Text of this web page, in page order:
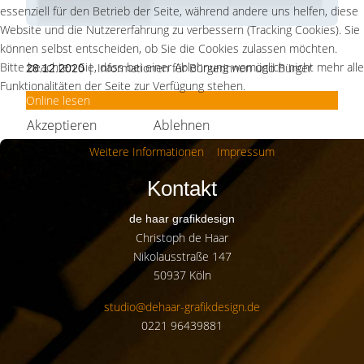
28.12.2020| Informationen für Bürgerinnen und Bürger
Online lesen
Kontakt
de haar grafikdesign
Christoph de Haar
Nikolausstraße 147
50937 Köln
studio@dehaar-grafikdesign.de
0221 96439881
essenziell für den Betrieb der Seite, während andere uns helfen, diese
Website und die Nutzererfahrung zu verbessern (Tracking Cookies). Sie
können selbst entscheiden, ob Sie die Cookies zulassen möchten.
Bitte beachten Sie, dass bei einer Ablehnung womöglich nicht mehr alle
Funktionalitäten der Seite zur Verfügung stehen.
Akzeptieren Ablehnen
Weitere Informationen Impressum